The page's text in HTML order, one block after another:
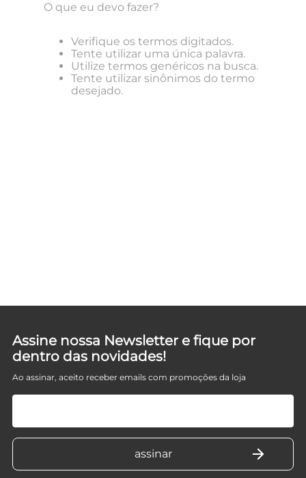
O que eu devo fazer?
Verifique os termos digitados.
Tente utilizar uma única palavra.
Utilize termos genéricos na busca.
Tente utilizar sinônimos do termo
desejado.
Assine nossa Newsletter e fique por
dentro das novidades!
Ao assinar, aceito receber emails com promoções da loja